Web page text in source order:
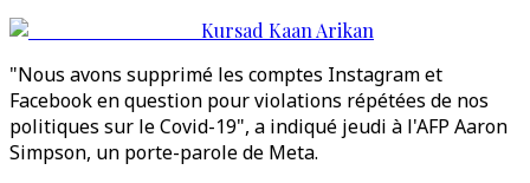
Kursad Kaan Arikan
"Nous avons supprimé les comptes Instagram et
Facebook en question pour violations répétées de nos
politiques sur le Covid-19", a indiqué jeudi à l'AFP Aaron
Simpson, un porte-parole de Meta.